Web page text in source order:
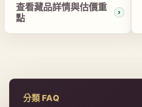
查看藏品詳情與估價重
點
分類 FAQ